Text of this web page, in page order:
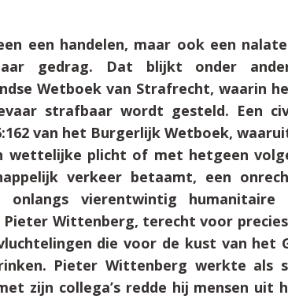
een handelen, maar ook een
gedrag. Dat blijkt onder
Wetboek van Strafrecht, waarin
strafbaar wordt gesteld. Een
van het Burgerlijk Wetboek,
wettelijke plicht of met hetgeen
verkeer betaamt, een
onlangs vierentwintig humanitaire
Pieter Wittenberg, terecht voor
die voor de kust van het
Pieter Wittenberg werkte als
zijn collega’s redde hij mensen